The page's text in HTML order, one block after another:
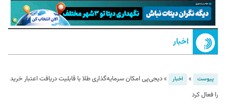
اخبار
پیوست » اخبار »دیجی‌پی امکان سرمایه‌گذاری طلا با قابلیت دریافت اعتبار خرید
را فعال کرد